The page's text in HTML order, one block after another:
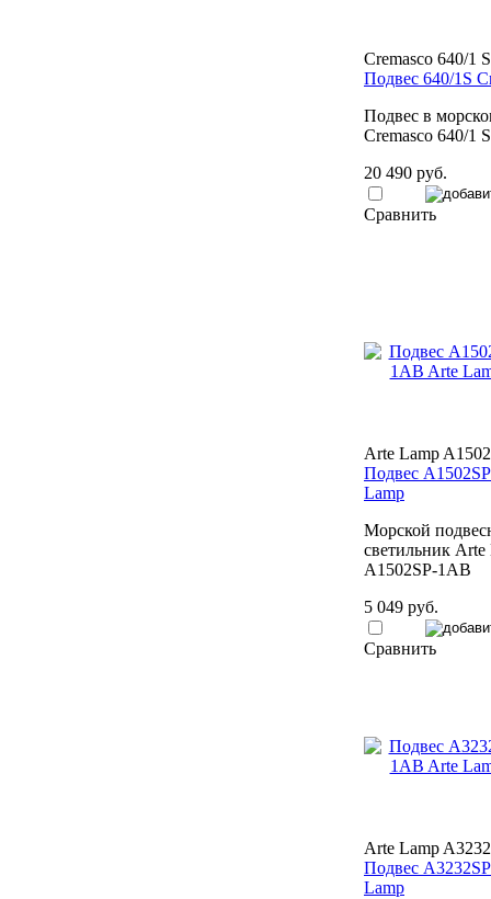
Cremasco 640/1 S
Подвес 640/1S
Подвес в
Cremasco 640/1
20 490 руб.
Сравнить
Arte Lamp
Подвес
Lamp
Морской
светильник Arte
A1502SP-1AB
5 049 руб.
Сравнить
Arte Lamp
Подвес
Lamp